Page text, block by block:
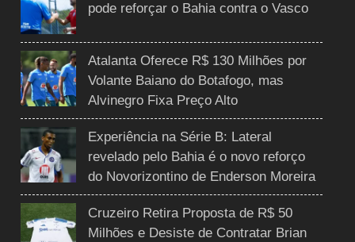
pode reforçar o Bahia contra o Vasco
Atalanta Oferece R$ 130 Milhões por
Volante Baiano do Botafogo, mas
Alvinegro Fixa Preço Alto
Experiência na Série B: Lateral
revelado pelo Bahia é o novo reforço
do Novorizontino de Enderson Moreira
Cruzeiro Retira Proposta de R$ 50
Milhões e Desiste de Contratar Brian